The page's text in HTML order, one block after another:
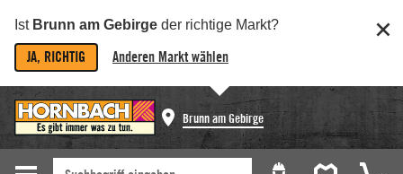
Ist Brunn am Gebirge der richtige Markt?
JA, RICHTIG Anderen Markt wählen
Brunn am Gebirge